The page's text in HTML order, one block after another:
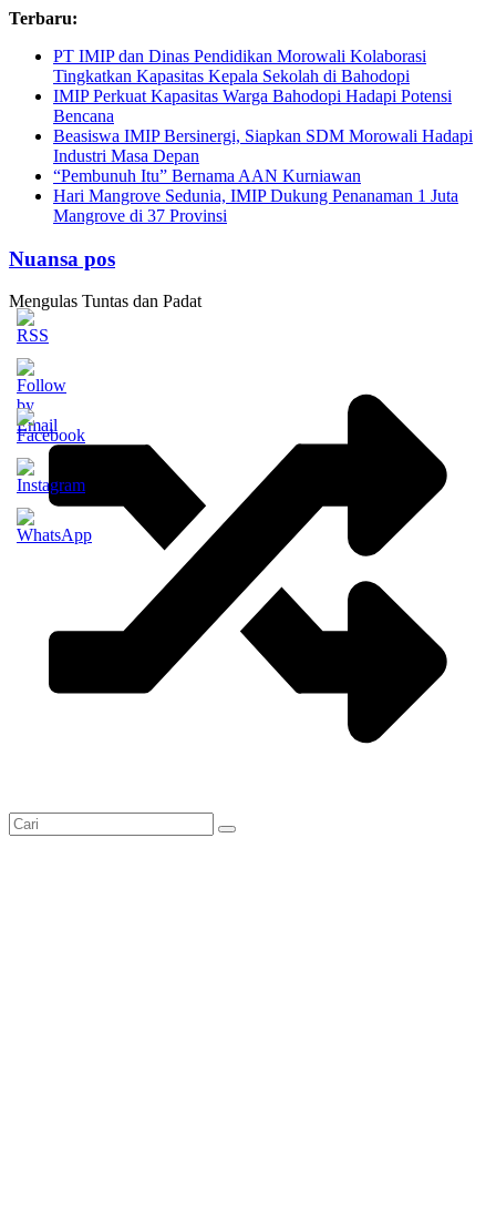
Skip
content
Terbaru:
PT IMIP dan Dinas Pendidikan Morowali Kolaborasi
Tingkatkan Kapasitas Kepala Sekolah di Bahodopi
IMIP Perkuat Kapasitas Warga Bahodopi Hadapi Potensi
Bencana
Beasiswa IMIP Bersinergi, Siapkan SDM Morowali Hadapi
Industri Masa Depan
“Pembunuh Itu” Bernama AAN Kurniawan
Hari Mangrove Sedunia, IMIP Dukung Penanaman 1 Juta
Mangrove di 37 Provinsi
Nuansa pos
Mengulas Tuntas dan Padat